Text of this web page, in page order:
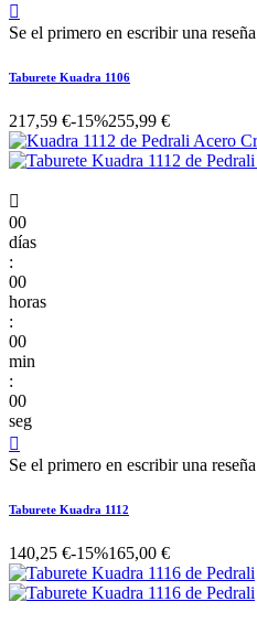

Se el primero en escribir una reseña
Taburete Kuadra 1106
217,59 €-15%255,99 €

00
días
:
00
horas
:
00
min
:
00
seg

Se el primero en escribir una reseña
Taburete Kuadra 1112
140,25 €-15%165,00 €